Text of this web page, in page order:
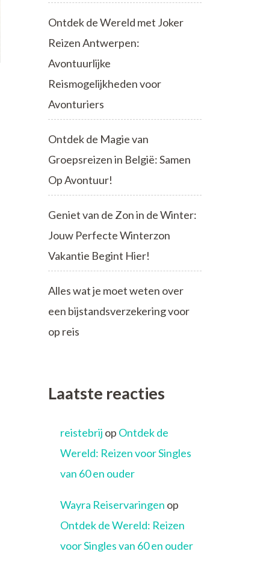
Ontdek de Wereld met Joker
Reizen Antwerpen:
Avontuurlijke
Reismogelijkheden voor
Avonturiers
Ontdek de Magie van
Groepsreizen in België: Samen
Op Avontuur!
Geniet van de Zon in de Winter:
Jouw Perfecte Winterzon
Vakantie Begint Hier!
Alles wat je moet weten over
een bijstandsverzekering voor
op reis
Laatste reacties
reistebrij op Ontdek de
Wereld: Reizen voor Singles
van 60 en ouder
Wayra Reiservaringen op
Ontdek de Wereld: Reizen
voor Singles van 60 en ouder